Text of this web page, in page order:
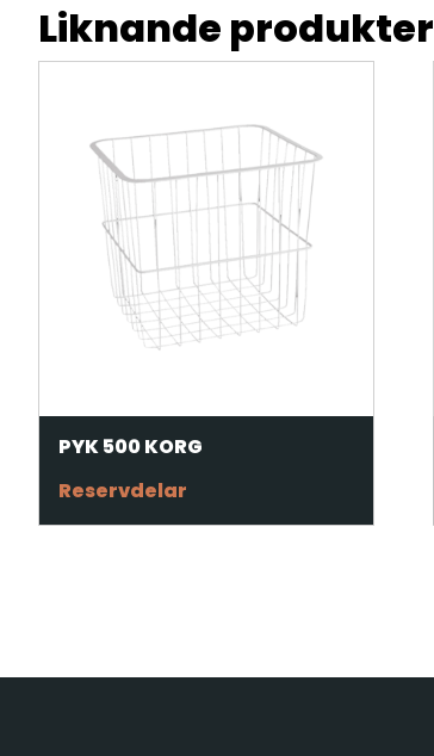
Liknande produkter
PYK 500 KORG
Reservdelar